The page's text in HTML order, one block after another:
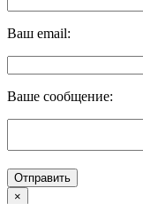
Ваш email:
Ваше сообщение:
Отправить
×